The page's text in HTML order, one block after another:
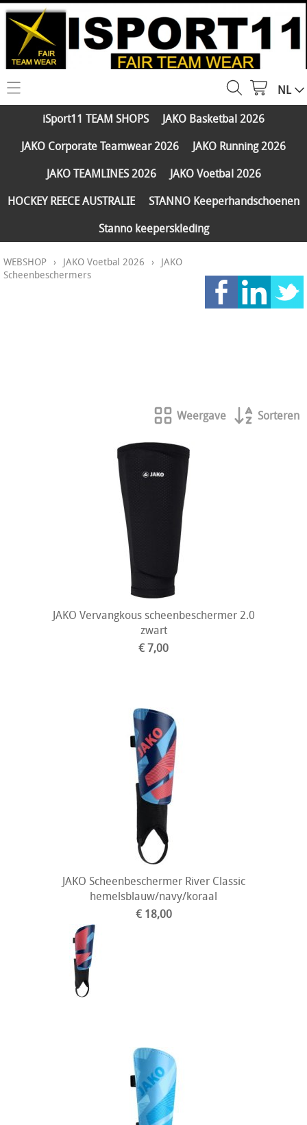
HOME
WEBSHOP
JAKO Running 2026
JAKO TEAMLINES 2026
PARTNERS
Klantengroepen
CONTACT
NL
iSport11 TEAM SHOPS
JAKO Basketbal 2026
JAKO Corporate Teamwear 2026
JAKO Running 2026
JAKO TEAMLINES 2026
JAKO Voetbal 2026
HOCKEY REECE AUSTRALIE
STANNO Keeperhandschoenen
Stanno keeperskleding
WEBSHOP › JAKO Voetbal 2026 › JAKO
Scheenbeschermers
Weergave Sorteren
JAKO Vervangkous scheenbeschermer 2.0
zwart
€ 7,00
JAKO Scheenbeschermer River Classic
hemelsblauw/navy/koraal
€ 18,00